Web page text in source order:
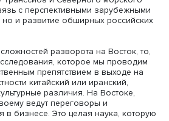
Высшая школа экономики